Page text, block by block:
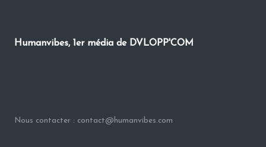
Humanvibes, 1er média de DVLOPP'COM
Nous contacter : contact@humanvibes.com